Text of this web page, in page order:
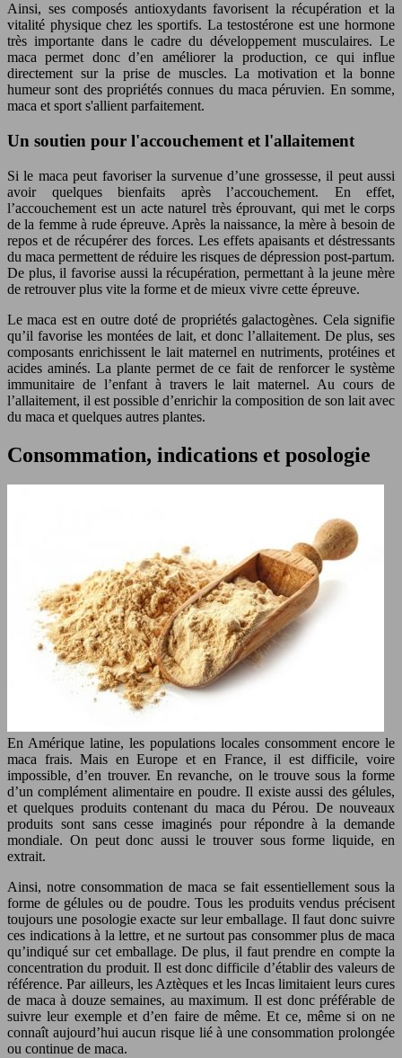
Ainsi, ses composés antioxydants favorisent la récupération et la
vitalité physique chez les sportifs. La testostérone est une hormone
très importante dans le cadre du développement musculaires. Le
maca permet donc d’en améliorer la production, ce qui influe
directement sur la prise de muscles. La motivation et la bonne
humeur sont des propriétés connues du maca péruvien. En somme,
maca et sport s'allient parfaitement.
Un soutien pour l'accouchement et l'allaitement
Si le maca peut favoriser la survenue d’une grossesse, il peut aussi
avoir quelques bienfaits après l’accouchement. En effet,
l’accouchement est un acte naturel très éprouvant, qui met le corps
de la femme à rude épreuve. Après la naissance, la mère à besoin de
repos et de récupérer des forces. Les effets apaisants et déstressants
du maca permettent de réduire les risques de dépression post-partum.
De plus, il favorise aussi la récupération, permettant à la jeune mère
de retrouver plus vite la forme et de mieux vivre cette épreuve.
Le maca est en outre doté de propriétés galactogènes. Cela signifie
qu’il favorise les montées de lait, et donc l’allaitement. De plus, ses
composants enrichissent le lait maternel en nutriments, protéines et
acides aminés. La plante permet de ce fait de renforcer le système
immunitaire de l’enfant à travers le lait maternel. Au cours de
l’allaitement, il est possible d’enrichir la composition de son lait avec
du maca et quelques autres plantes.
Consommation, indications et posologie
En Amérique latine, les populations locales consomment encore le
maca frais. Mais en Europe et en France, il est difficile, voire
impossible, d’en trouver. En revanche, on le trouve sous la forme
d’un complément alimentaire en poudre. Il existe aussi des gélules,
et quelques produits contenant du maca du Pérou. De nouveaux
produits sont sans cesse imaginés pour répondre à la demande
mondiale. On peut donc aussi le trouver sous forme liquide, en
extrait.
Ainsi, notre consommation de maca se fait essentiellement sous la
forme de gélules ou de poudre. Tous les produits vendus précisent
toujours une posologie exacte sur leur emballage. Il faut donc suivre
ces indications à la lettre, et ne surtout pas consommer plus de maca
qu’indiqué sur cet emballage. De plus, il faut prendre en compte la
concentration du produit. Il est donc difficile d’établir des valeurs de
référence. Par ailleurs, les Aztèques et les Incas limitaient leurs cures
de maca à douze semaines, au maximum. Il est donc préférable de
suivre leur exemple et d’en faire de même. Et ce, même si on ne
connaît aujourd’hui aucun risque lié à une consommation prolongée
ou continue de maca.